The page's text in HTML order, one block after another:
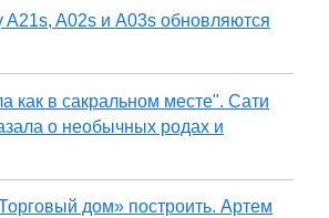
A21s, A02s и A03s обновляются
как в сакральном месте". Сати
о необычных родах и
дом» построить. Артем